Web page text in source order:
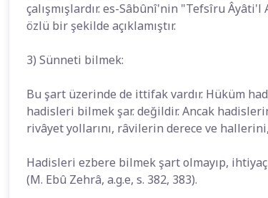
çalışmışlardır. es-Sâbûnî'nin "Tefsîru
özlü bir şekilde açıklamıştır.
3) Sünneti bilmek:
Bu şart üzerinde de ittifak vardır. Hüküm
hadisleri bilmek şar. değildir. Ancak
rivâyet yollarını, râvilerin derece ve
Hadisleri ezbere bilmek şart olmayıp,
(M. Ebû Zehrâ, a.g.e, s. 382, 383).